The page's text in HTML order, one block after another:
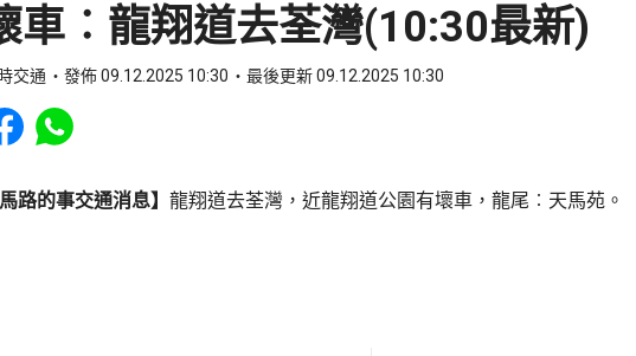
車︰龍翔道去荃灣(10:30最新)
交通 發佈 09.12.2025 10:30 最後更新 09.12.2025 10:30
to Facebook
Share to WhatsApp
馬路的事交通消息】 龍翔道去荃灣，近龍翔道公園有壞車，龍尾︰天馬苑。